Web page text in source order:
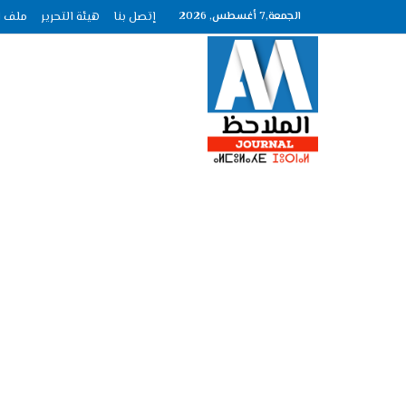
الجمعة,7 أغسطس, 2026 إتصل بنا هيئة التحرير ملف